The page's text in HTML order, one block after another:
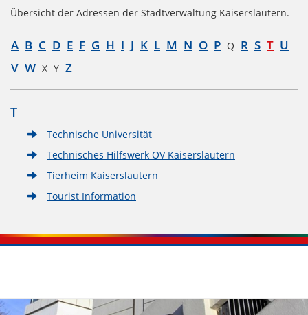
Übersicht der Adressen der Stadtverwaltung Kaiserslautern.
A B C D E F G H I J K L M N O P Q R S T U
V W X Y Z
T
Technische Universität
Technisches Hilfswerk OV Kaiserslautern
Tierheim Kaiserslautern
Tourist Information